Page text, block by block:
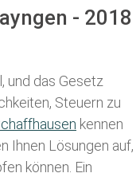
- 2018
und das Gesetz
Steuern zu
kennen
Ihnen Lösungen auf,
können. Ein